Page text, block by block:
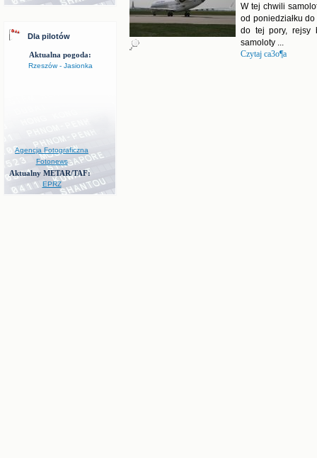
Dla pilotów
Aktualna pogoda:
Rzeszów - Jasionka
Agencja Fotograficzna
Fotonews
Aktualny METAR/TAF:
EPRZ
W tej chwili
od poniedziałku
do tej pory, rejsy
samoloty ...
Czytaj ca3o¶a